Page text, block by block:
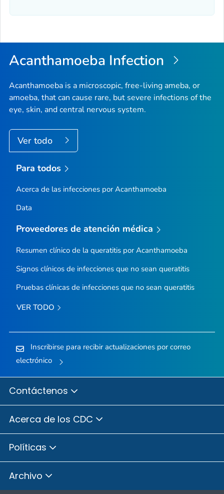
Acanthamoeba Infection
Acanthamoeba is a microscopic, free-living ameba, or
amoeba, that can cause rare, but severe infections of the
eye, skin, and central nervous system.
Ver todo
Para todos
Acerca de las infecciones porAcanthamoeba
Data
Proveedores de atención médica
Resumen clínico de la queratitis porAcanthamoeba
Signos clínicos de infecciones que no sean queratitis
Pruebas clínicas de infecciones que no sean queratitis
VER TODO
Inscribirse para recibir actualizaciones por correo
electrónico
Contáctenos
Acerca de los CDC
Políticas
Archivo